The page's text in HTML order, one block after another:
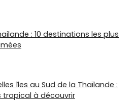
: 10 destinations les plus
îles au Sud de la Thaïlande :
tropical à découvrir